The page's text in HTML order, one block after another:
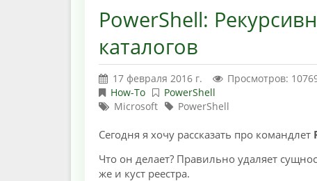
PowerShell:
каталогов
17 февраля 2016 г. Просмотров:
How-To
PowerShell
Microsoft
PowerShell
Сегодня я хочу рассказать про командлет
Что он делает? Правильно удаляет
же и куст реестра.